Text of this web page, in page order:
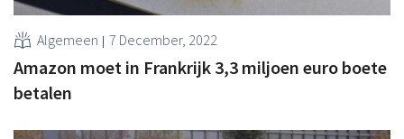
Algemeen 7 December, 2022
Amazon moet in Frankrijk 3,3 miljoen euro boete
betalen